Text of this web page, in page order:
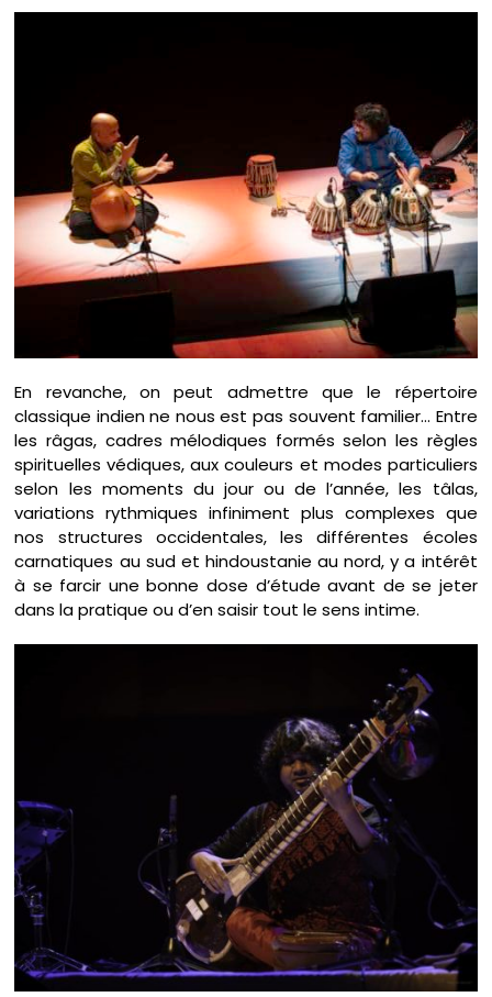
En revanche, on peut admettre que le répertoire
classique indien ne nous est pas souvent familier… Entre
les râgas, cadres mélodiques formés selon les règles
spirituelles védiques, aux couleurs et modes particuliers
selon les moments du jour ou de l’année, les tâlas,
variations rythmiques infiniment plus complexes que
nos structures occidentales, les différentes écoles
carnatiques au sud et hindoustanie au nord, y a intérêt
à se farcir une bonne dose d’étude avant de se jeter
dans la pratique ou d’en saisir tout le sens intime.